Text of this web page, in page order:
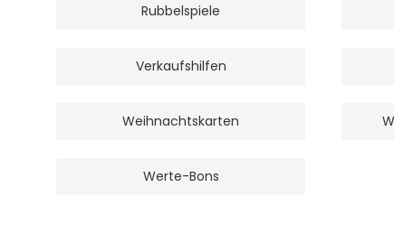
Rubbelspiele
Verkaufshilfen
Weihnachtskarten
Werte-Bons